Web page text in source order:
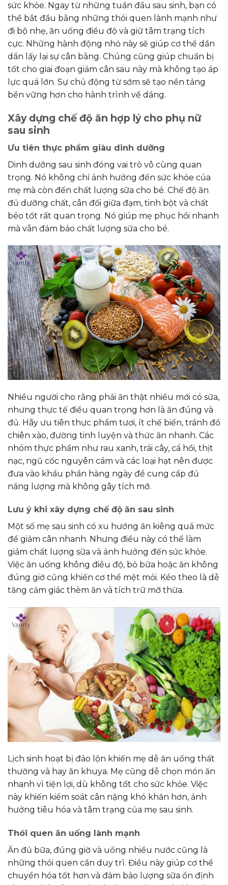
sức khỏe. Ngay từ những tuần đầu sau sinh, bạn có
thể bắt đầu bằng những thói quen lành mạnh như
đi bộ nhẹ, ăn uống điều độ và giữ tâm trạng tích
cực. Những hành động nhỏ này sẽ giúp cơ thể dần
dần lấy lại sự cân bằng. Chúng cũng giúp chuẩn bị
tốt cho giai đoạn giảm cân sau này mà không tạo áp
lực quá lớn. Sự chủ động từ sớm sẽ tạo nền tảng
bền vững hơn cho hành trình về dáng.
Xây dựng chế độ ăn hợp lý cho phụ nữ
sau sinh
Ưu tiên thực phẩm giàu dinh dưỡng
Dinh dưỡng sau sinh đóng vai trò vô cùng quan
trọng. Nó không chỉ ảnh hưởng đến sức khỏe của
mẹ mà còn đến chất lượng sữa cho bé. Chế độ ăn
đủ dưỡng chất, cân đối giữa đạm, tinh bột và chất
béo tốt rất quan trọng. Nó giúp mẹ phục hồi nhanh
mà vẫn đảm bảo chất lượng sữa cho bé.
Nhiều người cho rằng phải ăn thật nhiều mới có sữa,
nhưng thực tế điều quan trọng hơn là ăn đúng và
đủ. Hãy ưu tiên thực phẩm tươi, ít chế biến, tránh đồ
chiên xào, đường tinh luyện và thức ăn nhanh. Các
nhóm thực phẩm như rau xanh, trái cây, cá hồi, thịt
nạc, ngũ cốc nguyên cám và các loại hạt nên được
đưa vào khẩu phần hàng ngày để cung cấp đủ
năng lượng mà không gây tích mỡ.
Lưu ý khi xây dựng chế độ ăn sau sinh
Một số mẹ sau sinh có xu hướng ăn kiêng quá mức
để giảm cân nhanh. Nhưng điều này có thể làm
giảm chất lượng sữa và ảnh hưởng đến sức khỏe.
Việc ăn uống không điều độ, bỏ bữa hoặc ăn không
đúng giờ cũng khiến cơ thể mệt mỏi. Kéo theo là dễ
tăng cảm giác thèm ăn và tích trữ mỡ thừa.
Lịch sinh hoạt bị đảo lộn khiến mẹ dễ ăn uống thất
thường và hay ăn khuya. Mẹ cũng dễ chọn món ăn
nhanh vì tiện lợi, dù không tốt cho sức khỏe. Việc
này khiến kiểm soát cân nặng khó khăn hơn, ảnh
hưởng tiêu hóa và tâm trạng của mẹ sau sinh.
Thói quen ăn uống lành mạnh
Ăn đủ bữa, đúng giờ và uống nhiều nước cũng là
những thói quen cần duy trì. Điều này giúp cơ thể
chuyển hóa tốt hơn và đảm bảo lượng sữa ổn định